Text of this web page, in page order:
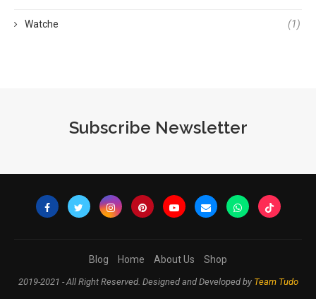
Watche (1)
Subscribe Newsletter
Blog Home About Us Shop
2019-2021 - All Right Reserved. Designed and Developed by Team Tudo